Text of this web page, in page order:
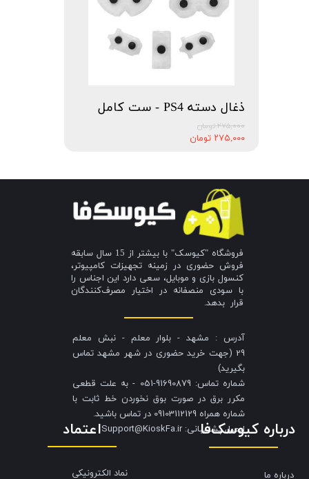
ذغال دسته PS4 - ست کامل
۲۷۵,۰۰۰ تومان
۲۷۵,۰۰۰ تومان
فروشگاه "کیوسک" با بیشتر از 15 سال سابقه
فروش حضوری در زمینه تجهیزات کامپیوتر،
کنسول بازی و موبایل، سعی دارد این اجناس را
با سودی منصفانه در اختیار مصرف‌کنندگان
قرار بدهد.
آدرس : مشهد - بلوار معلم - نبش معلم
29 (جهت خرید حضوری در شهر مشهد تماس
بگیرید)
شماره تماس: 91690879-051 - به علت قطعی
مکرر برق در صورت بوق نخوردن خط ثابت با
شماره همراه 09103112129 در تماس باشید.
​​​​​​​ایمیل پشتیبانی: Support@KioskFa.ir
اعتماد
نماد الکترونیکی
درباره کیوسک‌فا
درباره ما